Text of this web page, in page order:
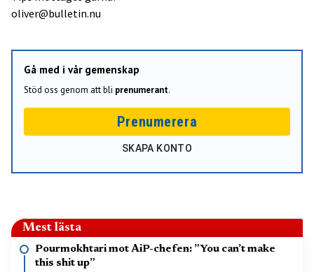
oliver@bulletin.nu
Gå med i vår gemenskap
Stöd oss genom att bli prenumerant.
Prenumerera
SKAPA KONTO
Mest lästa
Pourmokhtari mot AiP-chefen: ”You can’t make
this shit up”